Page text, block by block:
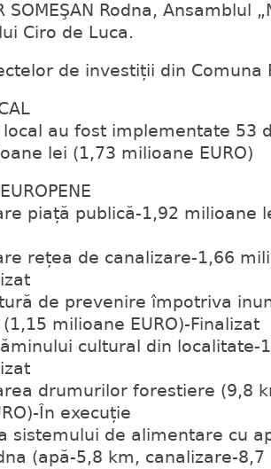
SOMEŞAN Rodna, Ansamblul
Ciro de Luca.
de investiții din Comuna
local au fost implementate 53
lei (1,73 milioane EURO)
piață publică-1,92 milioane
rețea de canalizare-1,66
de prevenire împotriva
milioane EURO)-Finalizat
cultural din localitate-
drumurilor forestiere (9,8
În execuție
sistemului de alimentare cu
(apă-5,8 km, canalizare-